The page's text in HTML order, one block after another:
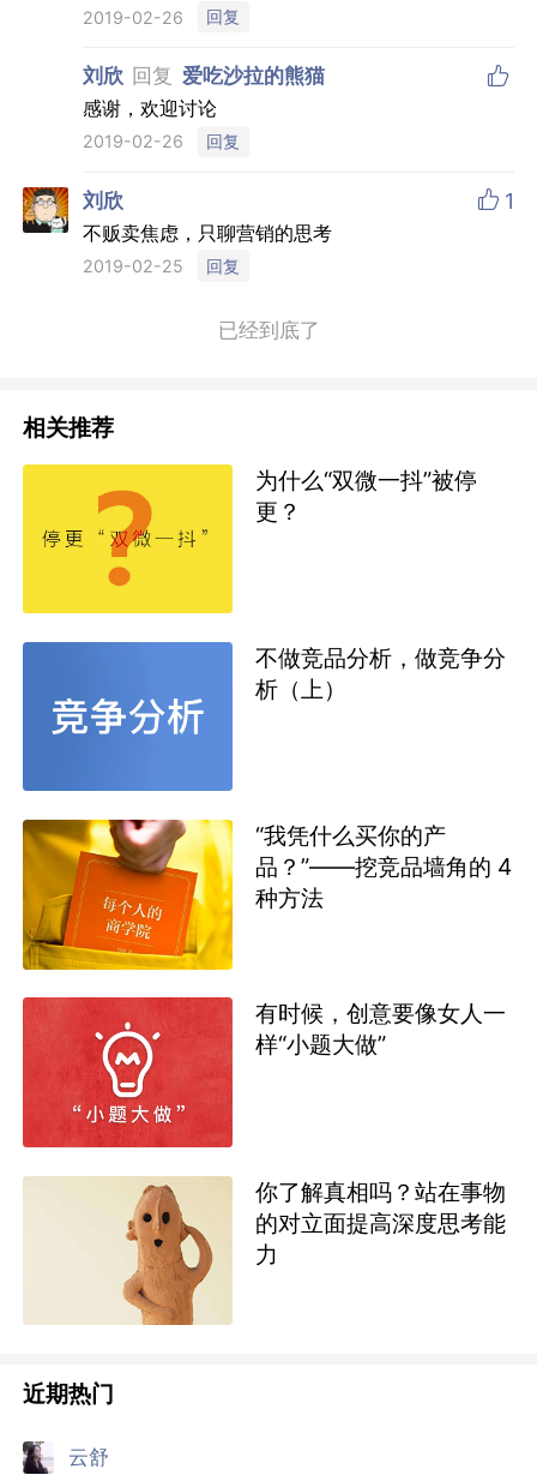
2019-02-26 回复
刘欣 回复 爱吃沙拉的熊猫 
感谢，欢迎讨论
2019-02-26 回复
刘欣  1
不贩卖焦虑，只聊营销的思考
2019-02-25 回复
已经到底了
相关推荐
为什么“双微一抖”被停
更？
不做竞品分析，做竞争分
析（上）
“我凭什么买你的产
品？”——挖竞品墙角的 4
种方法
有时候，创意要像女人一
样“小题大做”
你了解真相吗？站在事物
的对立面提高深度思考能
力
近期热门
云舒